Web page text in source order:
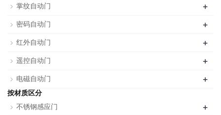
掌纹自动门 +
密码自动门 +
红外自动门 +
遥控自动门 +
电磁自动门 +
按材质区分
不锈钢感应门
+